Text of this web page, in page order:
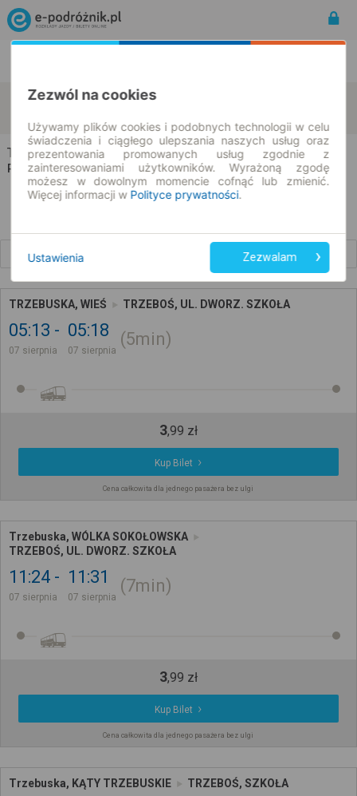
Trzebuska Trzeboś
Trzebuska → Trzeboś
Rozkład jazdy i bilety
TRZEBUSKA, WIEŚ TRZEBOŚ, UL. DWORZ. SZKOŁA
05:13
07 sierpnia
05:18
07 sierpnia
5min
3,99 zł
Kup Bilet
Cena całkowita dla jednego pasażera bez ulgi
Trzebuska, WÓLKA SOKOŁOWSKA
TRZEBOŚ, UL. DWORZ. SZKOŁA
11:24
07 sierpnia
11:31
07 sierpnia
7min
3,99 zł
Kup Bilet
Cena całkowita dla jednego pasażera bez ulgi
Trzebuska, KĄTY TRZEBUSKIE TRZEBOŚ, SZKOŁA
Zezwól na cookies
Używamy plików cookies i podobnych technologii w celu
świadczenia i ciągłego ulepszania naszych usług oraz
prezentowania promowanych usług zgodnie z
zainteresowaniami użytkowników. Wyrażoną zgodę
możesz w dowolnym momencie cofnąć lub zmienić.
Więcej informacji w Polityce prywatności.
Ustawienia Zezwalam